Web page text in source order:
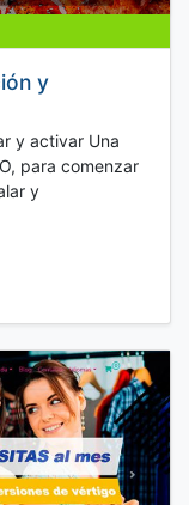
y
y activar Una
para comenzar
y